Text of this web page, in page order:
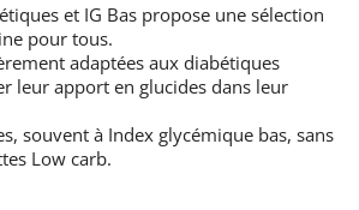
et IG Bas propose une sélection
pour tous.
adaptées aux diabétiques
leur apport en glucides dans leur
souvent à Index glycémique bas, sans
Low carb.